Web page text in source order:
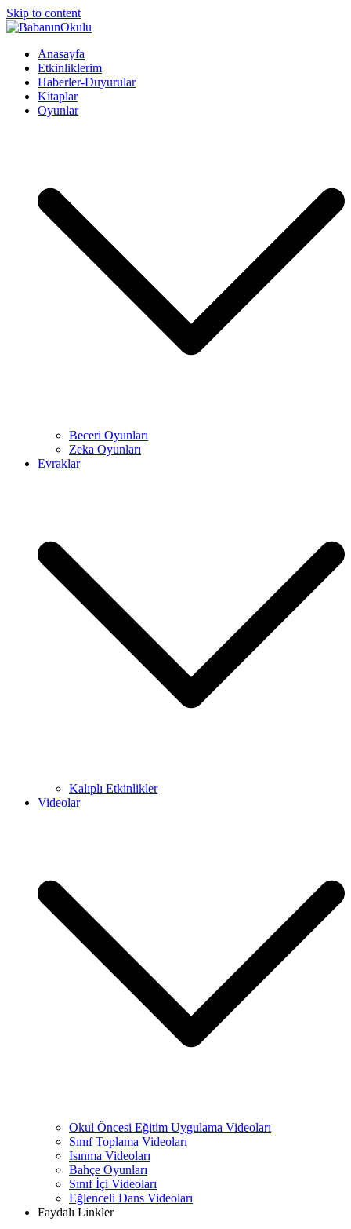
Skip to content
BabanınOkulu
Babanınokulu
Anasayfa
Etkinliklerim
Haberler-Duyurular
Kitaplar
Oyunlar
Beceri Oyunları
Zeka Oyunları
Evraklar
Kalıplı Etkinlikler
Videolar
Okul Öncesi Eğitim Uygulama Videoları
Sınıf Toplama Videoları
Isınma Videoları
Bahçe Oyunları
Sınıf İçi Videoları
Eğlenceli Dans Videoları
Faydalı Linkler